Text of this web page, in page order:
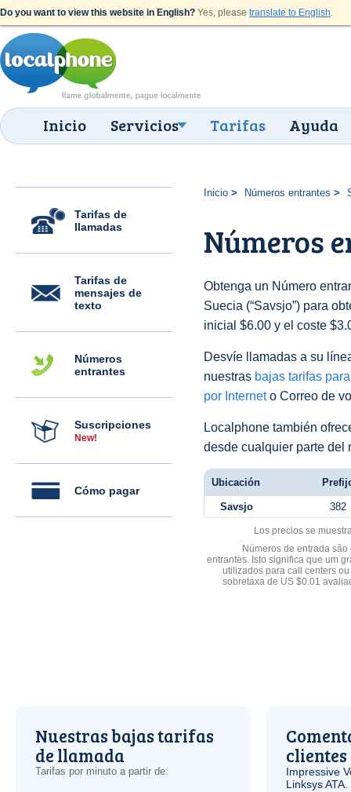
Do you want to view this website in English? Yes, please translate to English.
Inicio Servicios Tarifas Ayuda
Tarifas de
llamadas
Tarifas de
mensajes de
texto
Números
entrantes
Suscripciones
New!
Cómo pagar
Inicio Números entrantes
Números
Obtenga un Número
Suecia (“Savsjo”) para
inicial $6.00 y el coste
Desvíe llamadas a su
nuestras bajas tarifas
por Interneto Correo de
Localphone también
desde cualquier parte del
Ubicación
Savsjo 382
Los precios se
Números de entrada
entrantes. Isto significa que um
utilizados para call centers
sobretaxa de US $0.01
Nuestras bajas tarifas
de llamada
Tarifas por minuto a partir de:
clientes
Impressive
LinksysATA